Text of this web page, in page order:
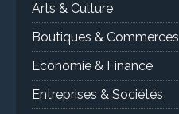
Arts & Culture
Boutiques & Commerces
Economie & Finance
Entreprises & Sociétés